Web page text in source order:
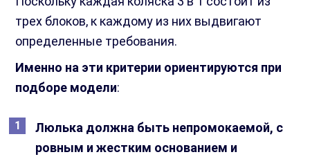
трех блоков, к каждому из них выдвигают
определенные требования.
Именно на эти критерии ориентируются при
подборе модели:
Люлька должна быть непромокаемой, с
ровным и жестким основанием и